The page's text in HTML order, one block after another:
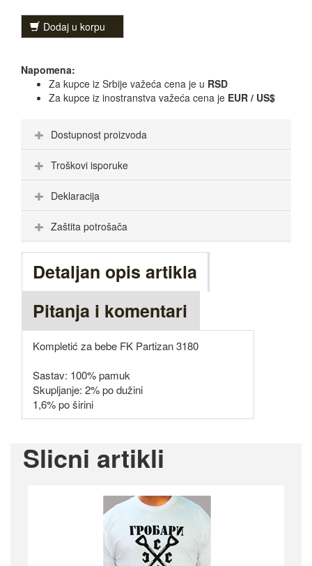
Dodaj u korpu
Napomena:
Za kupce iz Srbije važeća cena je u RSD
Za kupce iz inostranstva važeća cena je EUR / US$
Dostupnost proizvoda
Troškovi isporuke
Deklaracija
Zaštita potrošača
Detaljan opis artikla
Pitanja i komentari
Kompletić za bebe FK Partizan 3180
Sastav: 100% pamuk
Skupljanje: 2% po dužini
1,6% po širini
Slicni artikli